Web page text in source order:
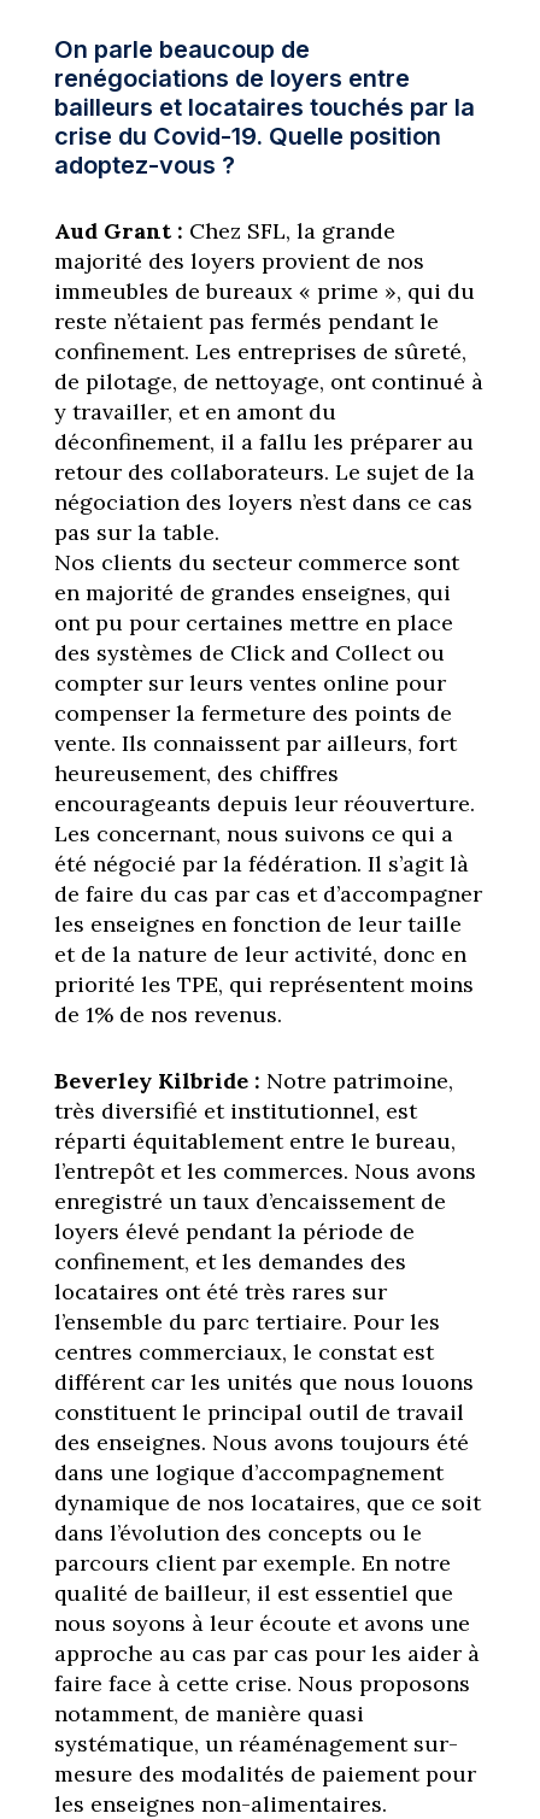
On parle beaucoup de
renégociations de loyers entre
bailleurs et locataires touchés par la
crise du Covid-19. Quelle position
adoptez-vous ?
Aud Grant : Chez SFL, la grande
majorité des loyers provient de nos
immeubles de bureaux « prime », qui du
reste n’étaient pas fermés pendant le
confinement. Les entreprises de sûreté,
de pilotage, de nettoyage, ont continué à
y travailler, et en amont du
déconfinement, il a fallu les préparer au
retour des collaborateurs. Le sujet de la
négociation des loyers n’est dans ce cas
pas sur la table.
Nos clients du secteur commerce sont
en majorité de grandes enseignes, qui
ont pu pour certaines mettre en place
des systèmes de Click and Collect ou
compter sur leurs ventes online pour
compenser la fermeture des points de
vente. Ils connaissent par ailleurs, fort
heureusement, des chiffres
encourageants depuis leur réouverture.
Les concernant, nous suivons ce qui a
été négocié par la fédération. Il s’agit là
de faire du cas par cas et d’accompagner
les enseignes en fonction de leur taille
et de la nature de leur activité, donc en
priorité les TPE, qui représentent moins
de 1% de nos revenus.
Beverley Kilbride : Notre patrimoine,
très diversifié et institutionnel, est
réparti équitablement entre le bureau,
l’entrepôt et les commerces. Nous avons
enregistré un taux d’encaissement de
loyers élevé pendant la période de
confinement, et les demandes des
locataires ont été très rares sur
l’ensemble du parc tertiaire. Pour les
centres commerciaux, le constat est
différent car les unités que nous louons
constituent le principal outil de travail
des enseignes. Nous avons toujours été
dans une logique d’accompagnement
dynamique de nos locataires, que ce soit
dans l’évolution des concepts ou le
parcours client par exemple. En notre
qualité de bailleur, il est essentiel que
nous soyons à leur écoute et avons une
approche au cas par cas pour les aider à
faire face à cette crise. Nous proposons
notamment, de manière quasi
systématique, un réaménagement sur-
mesure des modalités de paiement pour
les enseignes non-alimentaires.